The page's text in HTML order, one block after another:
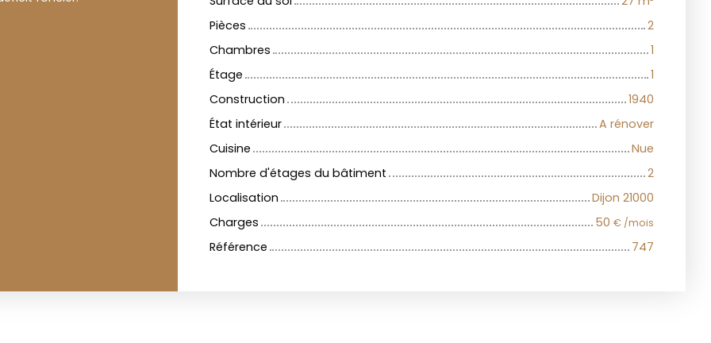
Pièces
2
Chambres
1
Étage
1
Construction
1940
État intérieur
A rénover
Cuisine
Nue
Nombre d'étages du bâtiment
2
Localisation
Dijon 21000
Charges
50 € /mois
Référence 747